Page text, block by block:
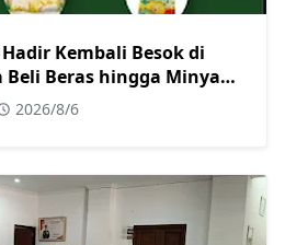
Hadir Kembali Besok di
Beli Beras hingga Minyak
Terjangkau
2026/8/6